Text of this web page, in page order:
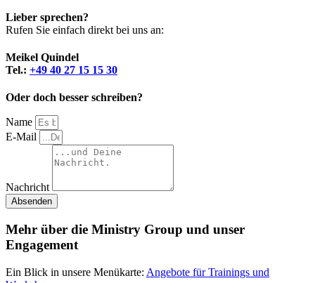
Lieber sprechen?
Rufen Sie einfach direkt bei uns an:
Meikel Quindel
Tel.: +49 40 27 15 15 30
Oder doch besser schreiben?
Name
E-Mail
Nachricht
Absenden
Mehr über die Ministry Group und unser
Engagement
Ein Blick in unsere Menükarte: Angebote für Trainings und